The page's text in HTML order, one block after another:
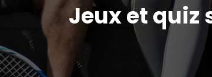
Jeux et quiz